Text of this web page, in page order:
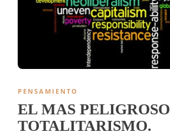
PENSAMIENTO
EL MAS PELIGROSO
TOTALITARISMO.